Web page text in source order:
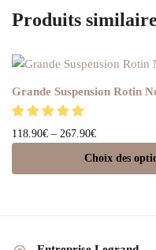
Produits
Grande Suspension Rotin
118.90€ – 267.90€
Choix des